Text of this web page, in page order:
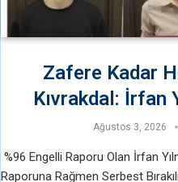
Zafere Kadar
Kıvrakdal: İrfan
Ağustos 3, 2026
%96 Engelli Raporu Olan İrfan
Raporuna Rağmen Serbest